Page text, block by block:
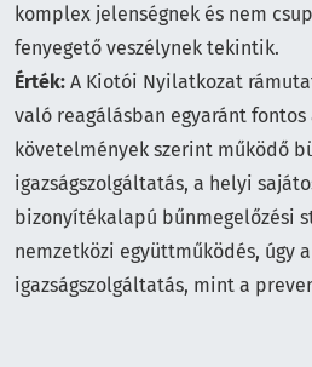
komplex jelenségnek és nem
fenyegető veszélynek tekintik.
Érték: A Kiotói Nyilatkozat
való reagálásban egyaránt
követelmények szerint működő
igazságszolgáltatás, a helyi
bizonyítékalapú bűnmegelőzési
nemzetközi együttműködés, úgy
igazságszolgáltatás, mint a